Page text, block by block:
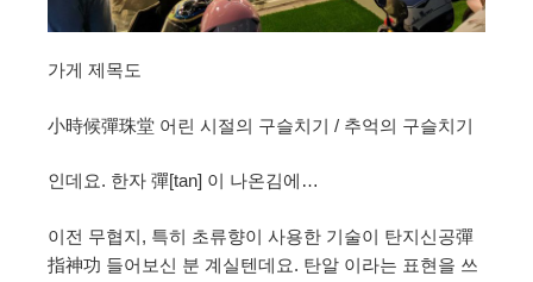
가게 제목도
小時候彈珠堂 어린 시절의 구슬치기 / 추억의 구슬치기
인데요. 한자 彈[tan] 이 나온김에…
이전 무협지, 특히 초류향이 사용한 기술이 탄지신공彈
指神功 들어보신 분 계실텐데요. 탄알 이라는 표현을 쓰